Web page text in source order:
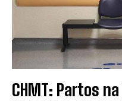
CHMT: Partos